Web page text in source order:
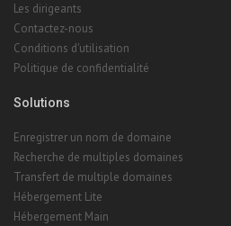
Les dirigeants
Contactez-nous
Conditions d'utilisation
Politique de confidentialité
Solutions
Enregistrer un nom de domaine
Recherche de multiples domaines
Transfert de multiple domaines
Hébergement Lite
Hébergement Main